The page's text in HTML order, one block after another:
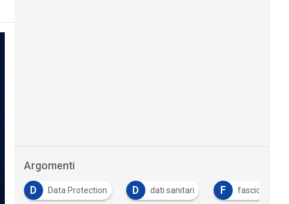
Argomenti
D dati sanitari fascicolo sanitario elettronico